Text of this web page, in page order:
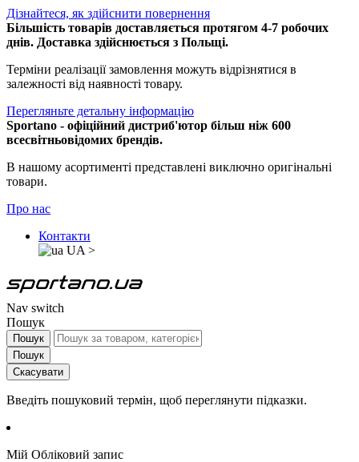
Дізнайтеся, як здійснити повернення
Більшість товарів доставляється протягом 4-7 робочих
днів. Доставка здійснюється з Польщі.
Терміни реалізації замовлення можуть відрізнятися в
залежності від наявності товару.
Перегляньте детальну інформацію
Sportano - офіційний дистриб'ютор більш ніж 600
всесвітньовідомих брендів.
В нашому асортименті представлені виключно оригінальні
товари.
Про нас
Контакти
UA >
Nav switch
Пошук
Пошук
Пошук
Скасувати
Введіть пошуковий термін, щоб переглянути підказки.
Мій Обліковий запис